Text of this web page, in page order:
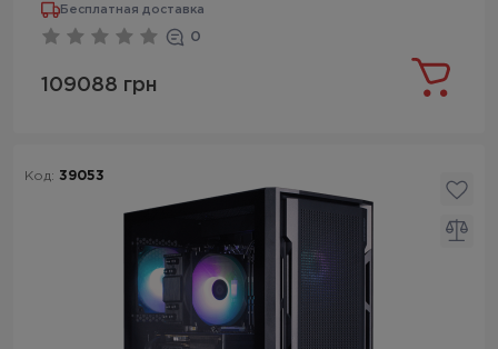
Бесплатная доставка
0
109088 грн
Код: 39053